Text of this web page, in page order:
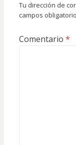
Tu dirección de
campos
Comentario *